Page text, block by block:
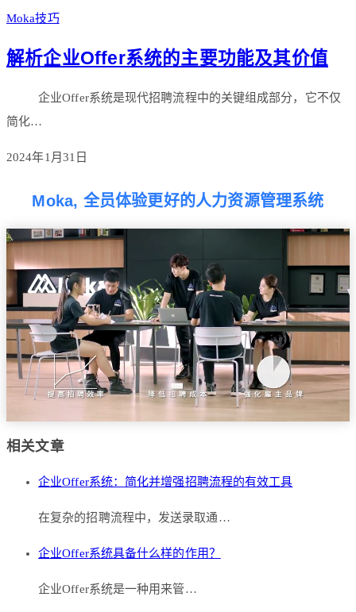
Moka技巧
解析企业Offer系统的主要功能及其价值
企业Offer系统是现代招聘流程中的关键组成部分，它不仅
简化…
2024年1月31日
Moka, 全员体验更好的人力资源管理系统
相关文章
企业Offer系统：简化并增强招聘流程的有效工具
在复杂的招聘流程中，发送录取通…
企业Offer系统具备什么样的作用？
企业Offer系统是一种用来管…